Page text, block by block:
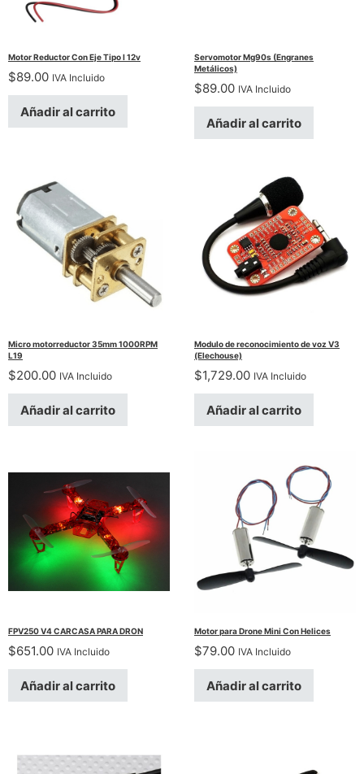
Motor Reductor Con Eje Tipo I 12v
$89.00 IVA Incluido
Añadir al carrito
Servomotor Mg90s (Engranes
Metálicos)
$89.00 IVA Incluido
Añadir al carrito
Micro motorreductor 35mm 1000RPM
L19
$200.00 IVA Incluido
Añadir al carrito
Modulo de reconocimiento de voz V3
(Elechouse)
$1,729.00 IVA Incluido
Añadir al carrito
FPV250 V4 CARCASA PARA DRON
$651.00 IVA Incluido
Añadir al carrito
Motor para Drone Mini Con Helices
$79.00 IVA Incluido
Añadir al carrito